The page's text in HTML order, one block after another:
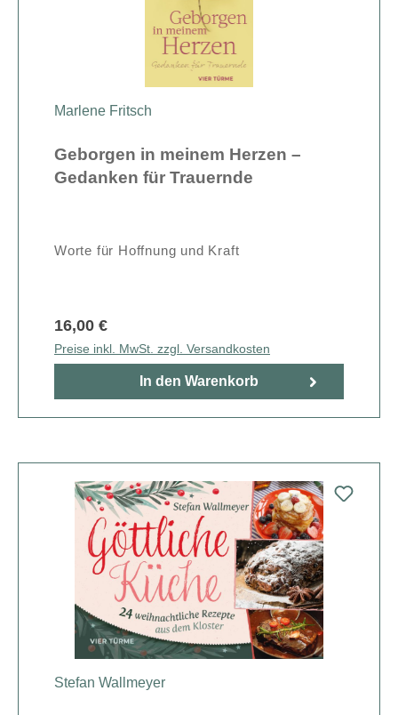
Marlene Fritsch
Geborgen in meinem Herzen –
Gedanken für Trauernde
Worte für Hoffnung und Kraft
16,00 €
Preise inkl. MwSt. zzgl. Versandkosten
In den Warenkorb
Stefan Wallmeyer